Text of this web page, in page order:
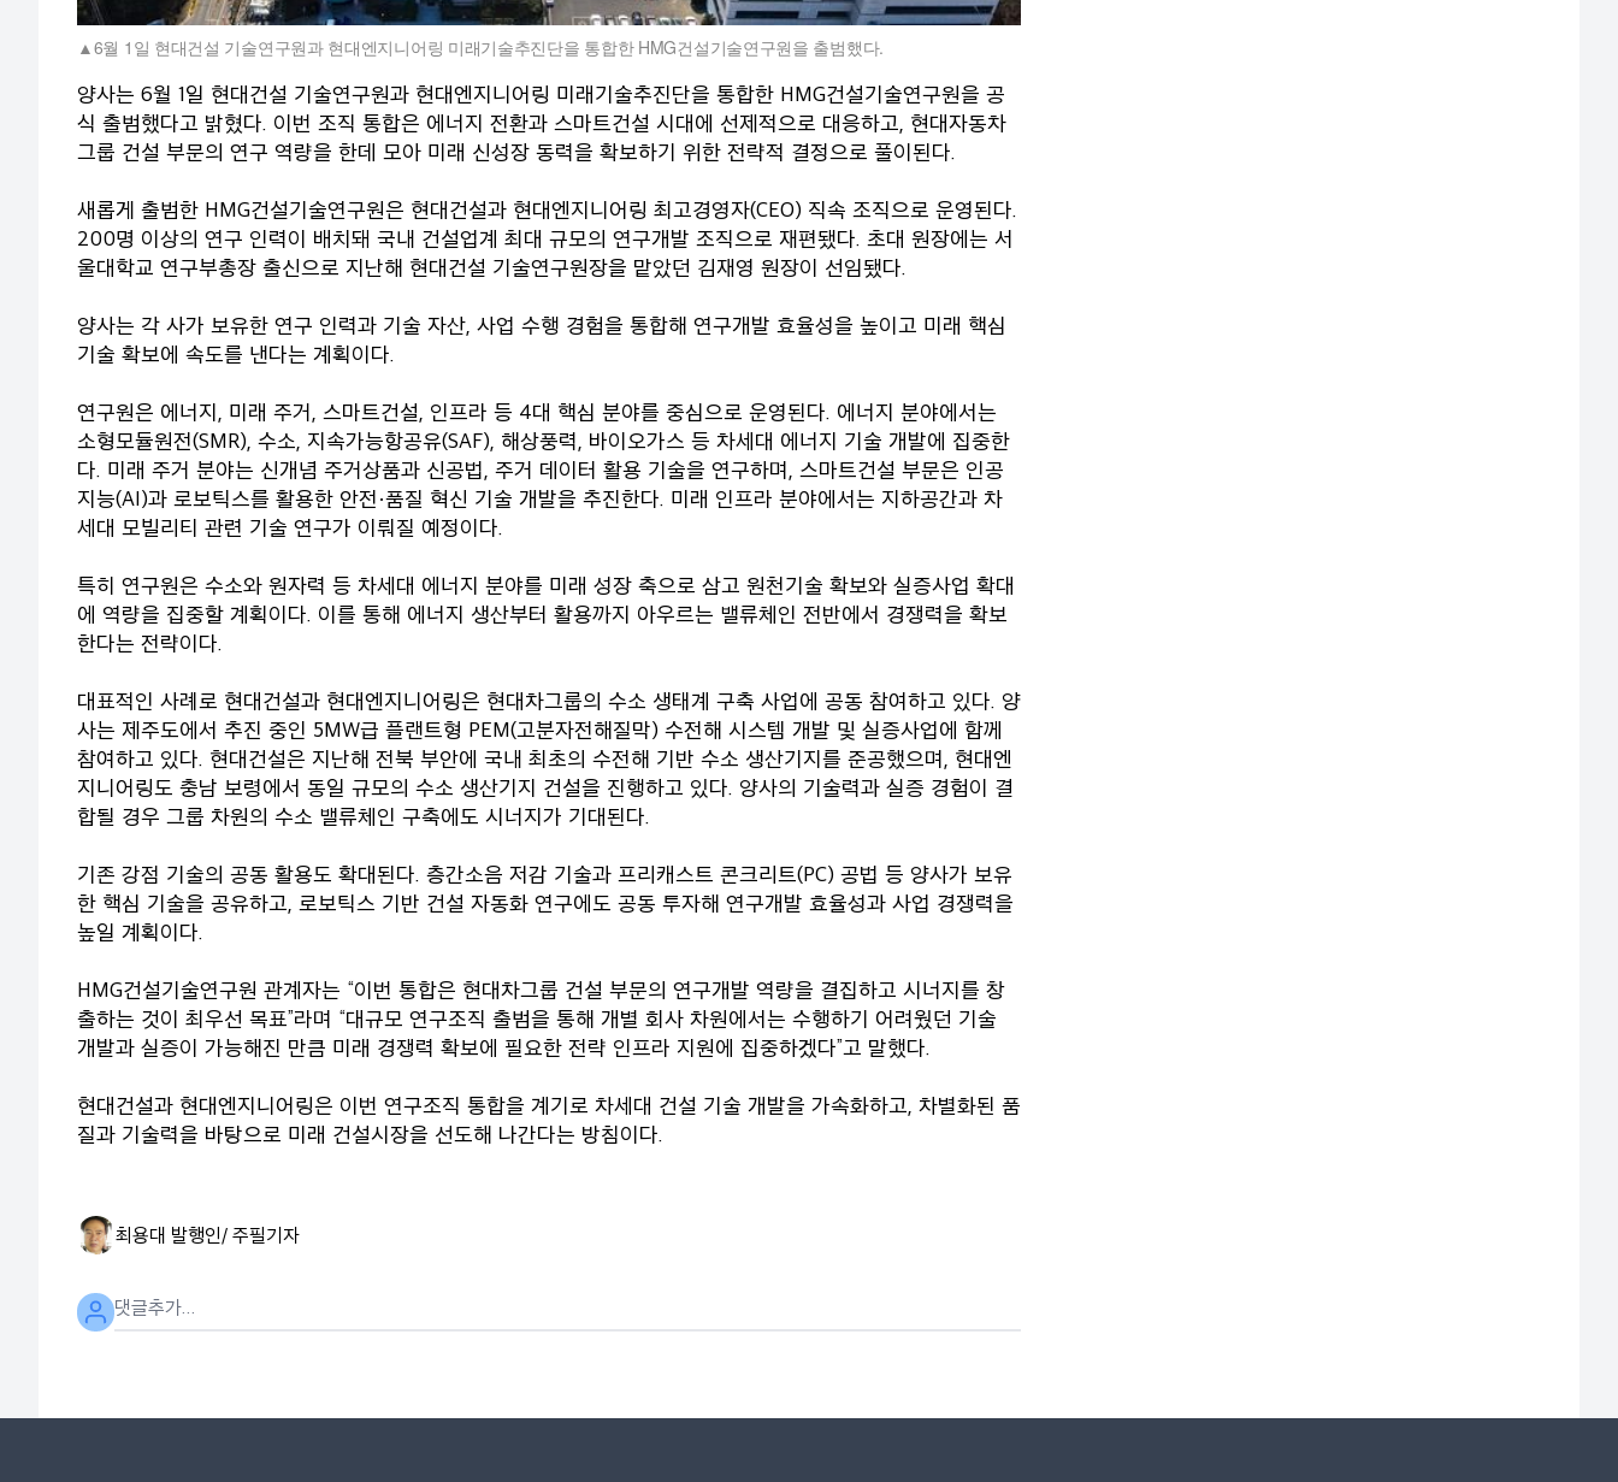
6월 1일 현대건설 기술연구원과 현대엔지니어링 미래기술추진단을 통합한 HMG건설기술연구원을 출범했다.
양사는 6월 1일 현대건설 기술연구원과 현대엔지니어링 미래기술추진단을 통합한 HMG건설기술연구원을 공
식 출범했다고 밝혔다. 이번 조직 통합은 에너지 전환과 스마트건설 시대에 선제적으로 대응하고, 현대자동차
그룹 건설 부문의 연구 역량을 한데 모아 미래 신성장 동력을 확보하기 위한 전략적 결정으로 풀이된다.
새롭게 출범한 HMG건설기술연구원은 현대건설과 현대엔지니어링 최고경영자(CEO) 직속 조직으로 운영된다.
200명 이상의 연구 인력이 배치돼 국내 건설업계 최대 규모의 연구개발 조직으로 재편됐다. 초대 원장에는 서
울대학교 연구부총장 출신으로 지난해 현대건설 기술연구원장을 맡았던 김재영 원장이 선임됐다.
양사는 각 사가 보유한 연구 인력과 기술 자산, 사업 수행 경험을 통합해 연구개발 효율성을 높이고 미래 핵심
기술 확보에 속도를 낸다는 계획이다.
연구원은 에너지, 미래 주거, 스마트건설, 인프라 등 4대 핵심 분야를 중심으로 운영된다. 에너지 분야에서는
소형모듈원전(SMR), 수소, 지속가능항공유(SAF), 해상풍력, 바이오가스 등 차세대 에너지 기술 개발에 집중한
다. 미래 주거 분야는 신개념 주거상품과 신공법, 주거 데이터 활용 기술을 연구하며, 스마트건설 부문은 인공
지능(AI)과 로보틱스를 활용한 안전·품질 혁신 기술 개발을 추진한다. 미래 인프라 분야에서는 지하공간과 차
세대 모빌리티 관련 기술 연구가 이뤄질 예정이다.
특히 연구원은 수소와 원자력 등 차세대 에너지 분야를 미래 성장 축으로 삼고 원천기술 확보와 실증사업 확대
에 역량을 집중할 계획이다. 이를 통해 에너지 생산부터 활용까지 아우르는 밸류체인 전반에서 경쟁력을 확보
한다는 전략이다.
대표적인 사례로 현대건설과 현대엔지니어링은 현대차그룹의 수소 생태계 구축 사업에 공동 참여하고 있다. 양
사는 제주도에서 추진 중인 5MW급 플랜트형 PEM(고분자전해질막) 수전해 시스템 개발 및 실증사업에 함께
참여하고 있다. 현대건설은 지난해 전북 부안에 국내 최초의 수전해 기반 수소 생산기지를 준공했으며, 현대엔
지니어링도 충남 보령에서 동일 규모의 수소 생산기지 건설을 진행하고 있다. 양사의 기술력과 실증 경험이 결
합될 경우 그룹 차원의 수소 밸류체인 구축에도 시너지가 기대된다.
기존 강점 기술의 공동 활용도 확대된다. 층간소음 저감 기술과 프리캐스트 콘크리트(PC) 공법 등 양사가 보유
한 핵심 기술을 공유하고, 로보틱스 기반 건설 자동화 연구에도 공동 투자해 연구개발 효율성과 사업 경쟁력을
높일 계획이다.
HMG건설기술연구원 관계자는 “이번 통합은 현대차그룹 건설 부문의 연구개발 역량을 결집하고 시너지를 창
출하는 것이 최우선 목표”라며 “대규모 연구조직 출범을 통해 개별 회사 차원에서는 수행하기 어려웠던 기술
개발과 실증이 가능해진 만큼 미래 경쟁력 확보에 필요한 전략 인프라 지원에 집중하겠다”고 말했다.
현대건설과 현대엔지니어링은 이번 연구조직 통합을 계기로 차세대 건설 기술 개발을 가속화하고, 차별화된 품
질과 기술력을 바탕으로 미래 건설시장을 선도해 나간다는 방침이다.
최용대 발행인/ 주필기자